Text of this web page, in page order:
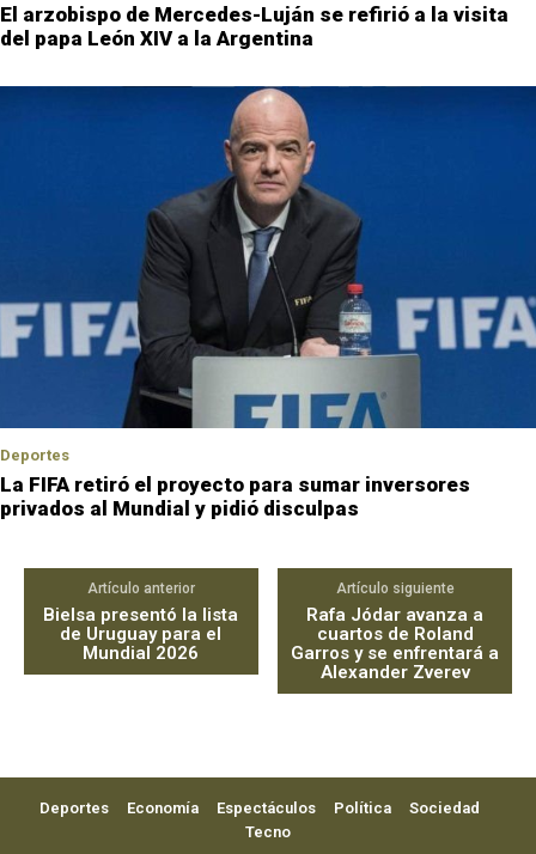
El arzobispo de Mercedes-Luján se refirió a la visita
del papa León XIV a la Argentina
Deportes
La FIFA retiró el proyecto para sumar inversores
privados al Mundial y pidió disculpas
Artículo anterior
Bielsa presentó la lista
de Uruguay para el
Mundial 2026
Artículo siguiente
Rafa Jódar avanza a
cuartos de Roland
Garros y se enfrentará a
Alexander Zverev
Deportes Economía Espectáculos Política
Sociedad
Tecno